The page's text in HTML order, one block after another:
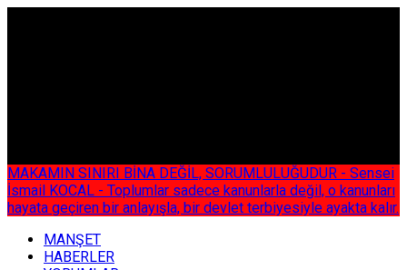
MAKAMIN SINIRI BİNA DEĞİL, SORUMLULUĞUDUR - Sensei
İsmail KOCAL - Toplumlar sadece kanunlarla değil, o kanunları
hayata geçiren bir anlayışla, bir devlet terbiyesiyle ayakta kalır.
MANŞET
HABERLER